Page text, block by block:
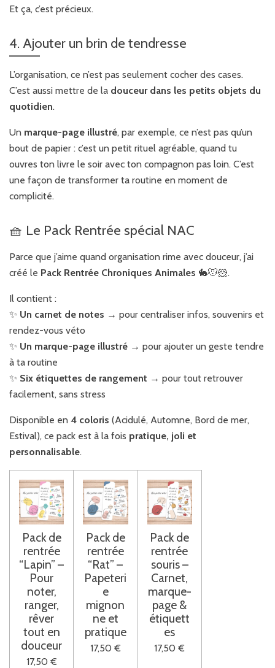
Et ça, c’est précieux.
4. Ajouter un brin de tendresse
L’organisation, ce n’est pas seulement cocher des cases.
C’est aussi mettre de la douceur dans les petits objets du
quotidien.
Un marque-page illustré, par exemple, ce n’est pas qu’un
bout de papier : c’est un petit rituel agréable, quand tu
ouvres ton livre le soir avec ton compagnon pas loin. C’est
une façon de transformer ta routine en moment de
complicité.
🧺 Le Pack Rentrée spécial NAC
Parce que j’aime quand organisation rime avec douceur, j’ai
créé le Pack Rentrée Chroniques Animales 🐇🐭🐹.
Il contient :
✨ Un carnet de notes → pour centraliser infos, souvenirs et
rendez-vous véto
✨ Un marque-page illustré → pour ajouter un geste tendre
à ta routine
✨ Six étiquettes de rangement → pour tout retrouver
facilement, sans stress
Disponible en 4 coloris (Acidulé, Automne, Bord de mer,
Estival), ce pack est à la fois pratique, joli et
personnalisable.
Pack de
rentrée
“Lapin” –
Pour
noter,
ranger,
rêver
tout en
douceur
17,50 €
Pack de
rentrée
“Rat” –
Papeteri
e
mignon
ne et
pratique
17,50 €
Pack de
rentrée
souris –
Carnet,
marque-
page &
étiquett
es
17,50 €